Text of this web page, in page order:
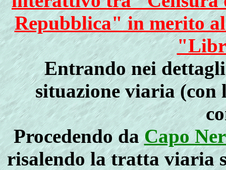
Repubblica" in merito
Entrando nei dettagli
situazione viaria (con
Procedendo daCapo
risalendo la tratta viaria